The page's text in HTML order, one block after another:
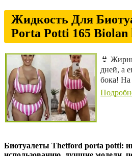
Жидкость Для
Porta Potti 165 Biolan
👙
дней, а
бока! На
Биотуалеты Thetford porta potti: